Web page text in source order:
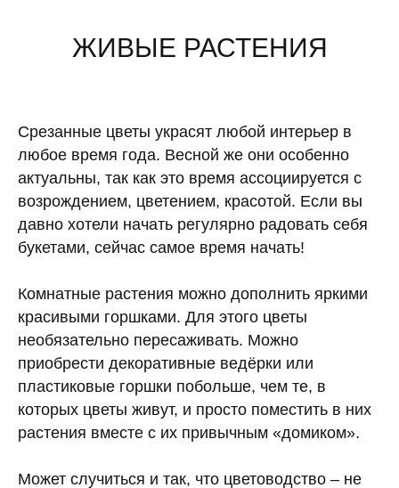
ЖИВЫЕ РАСТЕНИЯ
Срезанные цветы украсят любой интерьер в
любое время года. Весной же они особенно
актуальны, так как это время ассоциируется с
возрождением, цветением, красотой. Если вы
давно хотели начать регулярно радовать себя
букетами, сейчас самое время начать!
Комнатные растения можно дополнить яркими
красивыми горшками. Для этого цветы
необязательно пересаживать. Можно
приобрести декоративные ведёрки или
пластиковые горшки побольше, чем те, в
которых цветы живут, и просто поместить в них
растения вместе с их привычным «домиком».
Может случиться и так, что цветоводство – не